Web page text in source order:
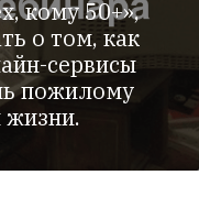
кому 50+»,
о том, как
сервисы
пожилому
жизни.